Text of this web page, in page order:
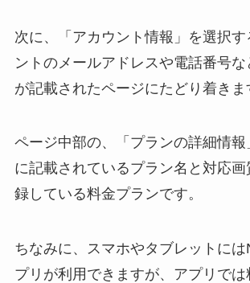
次に、「アカウント情報」を選択す
ントのメールアドレスや電話番号な
が記載されたページにたどり着きま
ページ中部の、「プランの詳細情報
に記載されているプラン名と対応
録している料金プランです。
ちなみに、スマホやタブレットに
プリが利用できますが、アプリで